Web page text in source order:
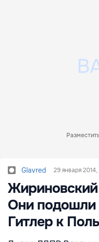
Glavred 29 января 2014,
Они подошли
Гитлер к